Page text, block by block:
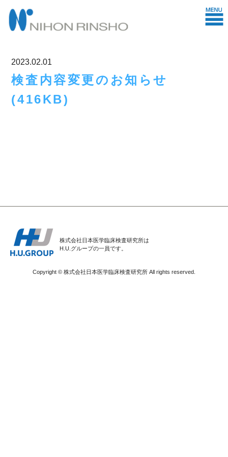
2023.02.01
検査内容変更のお知らせ
(416KB)
株式会社日本医学臨床検査研究所は
H.U.グループの一員です。
Copyright © 株式会社日本医学臨床検査研究所 All rights reserved.